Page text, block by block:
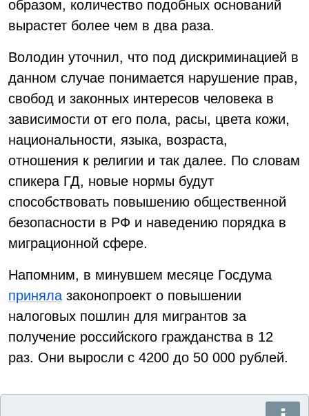
образом, количество подобных оснований
вырастет более чем в два раза.
Володин уточнил, что под дискриминацией в
данном случае понимается нарушение прав,
свобод и законных интересов человека в
зависимости от его пола, расы, цвета кожи,
национальности, языка, возраста,
отношения к религии и так далее. По словам
спикера ГД, новые нормы будут
способствовать повышению общественной
безопасности в РФ и наведению порядка в
миграционной сфере.
Напомним, в минувшем месяце Госдума
приняла законопроект о повышении
налоговых пошлин для мигрантов за
получение российского гражданства в 12
раз. Они выросли с 4200 до 50 000 рублей.